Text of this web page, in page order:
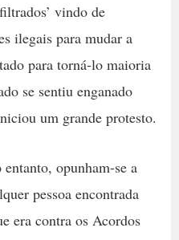
vindo de
ilegais para mudar a
para torná-lo maioria
se sentiu enganado
um grande protesto.
opunham-se a
pessoa encontrada
era contra os Acordos